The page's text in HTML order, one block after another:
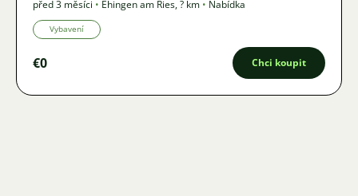
před 3 měsíci • Ehingen am Ries,? km • Nabídka
Vybavení
€0 Chci koupit